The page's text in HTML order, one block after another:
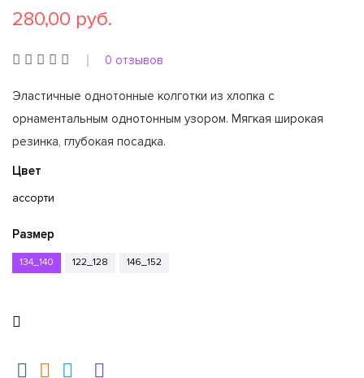
280,00 руб.
0 отзывов
Эластичные однотонные колготки из хлопка с
орнаментальным однотонным узором. Мягкая широкая
резинка, глубокая посадка.
Цвет
ассорти
Размер
134_140 122_128 146_152